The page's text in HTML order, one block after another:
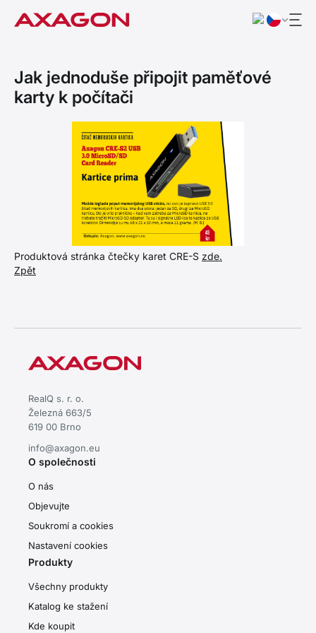
Jak jednoduše připojit paměťové
karty k počítači
Produktová stránka čtečky karet CRE-S zde.
Zpět
RealQ s. r. o.
Železná 663/5
619 00 Brno
info@axagon.eu
O společnosti
O nás
Objevujte
Soukromí a cookies
Nastavení cookies
Produkty
Všechny produkty
Katalog ke stažení
Kde koupit